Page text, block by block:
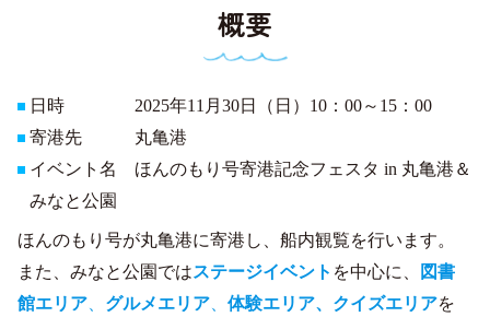
概要
日時 2025年11月30日（日）10：00～15：00
寄港先 丸亀港
イベント名 ほんのもり号寄港記念フェスタ in 丸亀港＆
みなと公園
ほんのもり号が丸亀港に寄港し、船内観覧を行います。
また、みなと公園ではステージイベント を中心に、
図書
館エリア、 グルメエリア、体験エリア、クイズエリアを